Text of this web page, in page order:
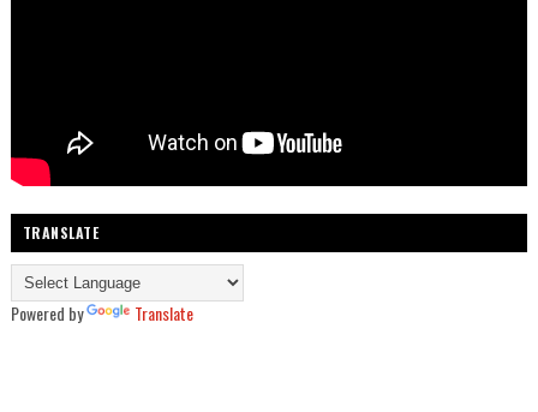
TRANSLATE
Powered by Translate